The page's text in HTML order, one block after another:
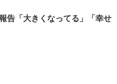
告「大きくなってる」「幸せ